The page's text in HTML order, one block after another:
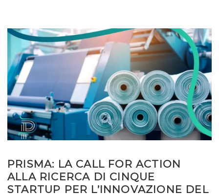
PRISMA: LA CALL FOR ACTION
ALLA RICERCA DI CINQUE
STARTUP PER L’INNOVAZIONE DEL